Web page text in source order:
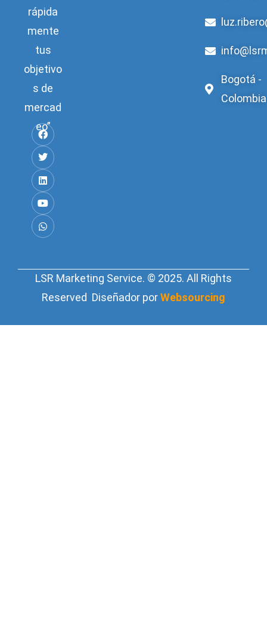
rápida
mente
tus
objetivo
s de
mercad
eo”
Bogotá -
Colombia
LSR Marketing Service. © 2025. All Rights
Reserved Diseñador porWebsourcing